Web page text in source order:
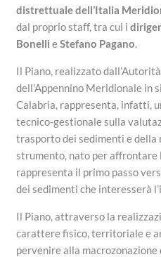
distrettuale dell’Italia
dal proprio staff, tra cui i
Bonelli eStefano Pagano.
Il Piano, realizzato
dell’Appennino Meridionale in
Calabria, rappresenta, infatti,
tecnico-gestionale sulla
trasporto dei sedimenti e della
strumento, nato per affrontare
rappresenta il primo passo
dei sedimenti che interesserà
Il Piano, attraverso la
carattere fisico, territoriale e
pervenire alla